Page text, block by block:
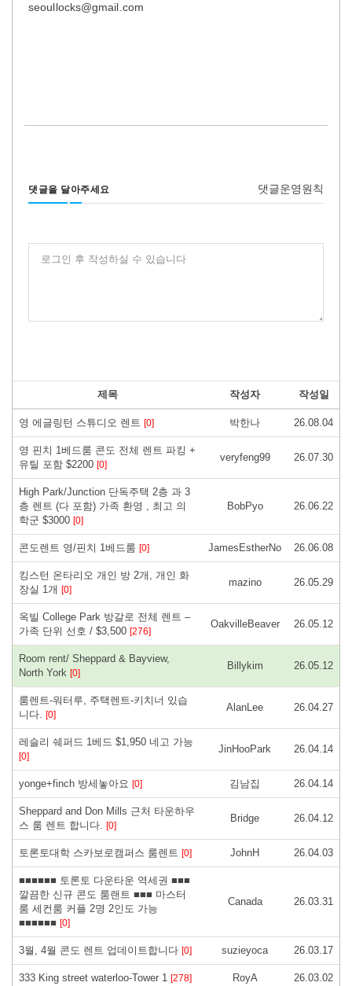
seoullocks@gmail.com
댓글을 달아주세요 댓글운영원칙
로그인 후 작성하실 수 있습니다
제목 작성자 작성일
영 에글링턴 스튜디오 렌트 [0] 박한나 26.08.04
영 핀치 1베드룸 콘도 전체 렌트 파킹 +
유틸 포함 $2200 [0]
veryfeng99 26.07.30
High Park/Junction 단독주택 2층 과 3
층 렌트 (다 포함) 가족 환영 , 최고 의
학군 $3000 [0]
BobPyo 26.06.22
콘도렌트 영/핀치 1베드룸 [0] JamesEstherNo 26.06.08
킹스턴 온타리오 개인 방 2개, 개인 화
장실 1개 [0]
mazino 26.05.29
옥빌 College Park 방갈로 전체 렌트 –
가족 단위 선호 / $3,500 [276]
OakvilleBeaver 26.05.12
Room rent/ Sheppard & Bayview,
North York [0]
Billykim 26.05.12
룸렌트-워터루, 주택렌트-키치너 있습
니다. [0]
AlanLee 26.04.27
레슬리 쉐퍼드 1베드 $1,950 네고 가능
[0]
JinHooPark 26.04.14
yonge+finch 방세놓아요 [0] 김남집 26.04.14
Sheppard and Don Mills 근처 타운하우
스 룸 렌트 합니다. [0]
Bridge 26.04.12
토론토대학 스카보로캠퍼스 룸렌트 [0] JohnH 26.04.03
■■■■■■ 토론토 다운타운 역세권 ■■■
깔끔한 신규 콘도 룸랜트 ■■■ 마스터
룸 세컨룸 커플 2명 2인도 가능
■■■■■■ [0]
Canada 26.03.31
3월, 4월 콘도 렌트 업데이트합니다 [0] suzieyoca 26.03.17
333 King street waterloo-Tower 1 [278] RoyA 26.03.02